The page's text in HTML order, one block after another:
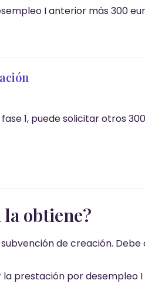
I anterior más 300
1, puede solicitar otros
obtiene?
de creación.
prestación por desempleo I